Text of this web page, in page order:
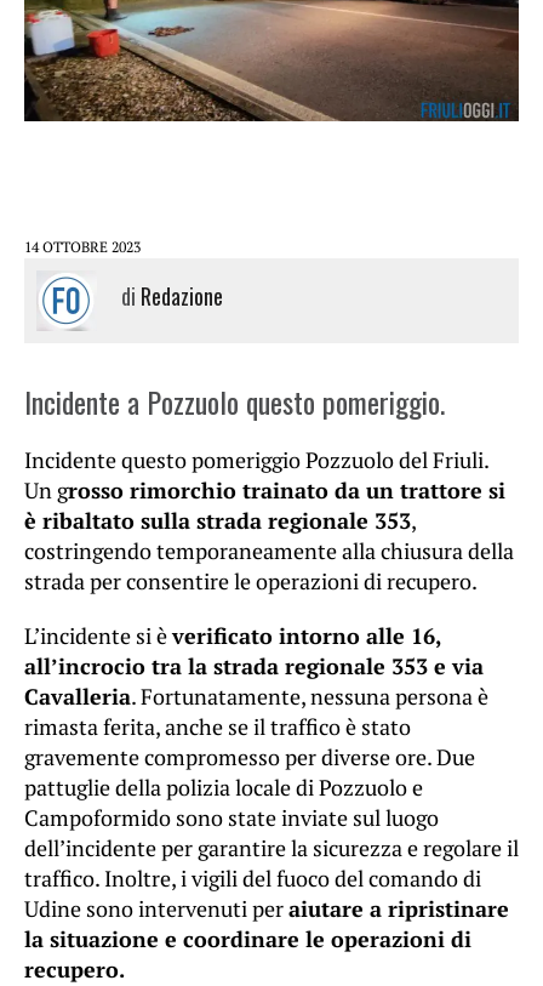
14 OTTOBRE 2023
di Redazione
Incidente a Pozzuolo questo pomeriggio.
Incidente questo pomeriggio Pozzuolo del Friuli.
Un grosso rimorchio trainato da un trattore si
è ribaltato sulla strada regionale 353,
costringendo temporaneamente alla chiusura della
strada per consentire le operazioni di recupero.
L’incidente si èverificato intorno alle 16,
all’incrocio tra la strada regionale 353 e via
Cavalleria. Fortunatamente, nessuna persona è
rimasta ferita, anche se il traffico è stato
gravemente compromesso per diverse ore. Due
pattuglie della polizia locale di Pozzuolo e
Campoformido sono state inviate sul luogo
dell’incidente per garantire la sicurezza e regolare il
traffico. Inoltre, i vigili del fuoco del comando di
Udine sono intervenuti peraiutare a ripristinare
la situazione e coordinare le operazioni di
recupero.